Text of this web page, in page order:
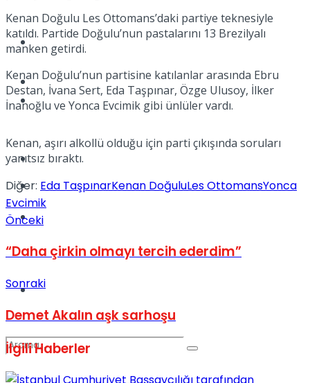
TV
Kadınca
Dünya
Sinema
Tatil
Spor
Podcast
Kenan Doğulu Les Ottomans’daki partiye teknesiyle
katıldı. Partide Doğulu’nun pastalarını 13 Brezilyalı
manken getirdi.
Kenan Doğulu’nun partisine katılanlar arasında Ebru
Destan, İvana Sert, Eda Taşpınar, Özge Ulusoy, İlker
İnanoğlu ve Yonca Evcimik gibi ünlüler vardı.
Kenan, aşırı alkollü olduğu için parti çıkışında soruları
yanıtsız bıraktı.
Diğer: Eda TaşpınarKenan DoğuluLes OttomansYonca
Evcimik
Önceki
“Daha çirkin olmayı tercih ederdim”
Sonraki
Demet Akalın aşk sarhoşu
İlgiliHaberler